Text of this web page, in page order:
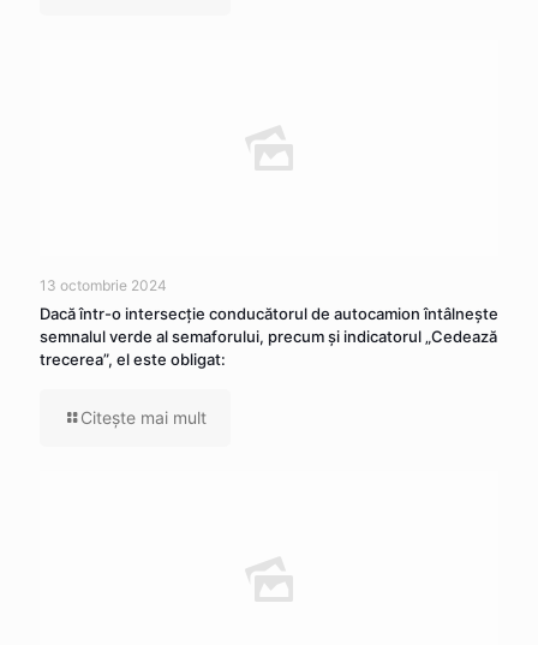
13 octombrie 2024
Dacă într-o intersecţie conducătorul de autocamion întâlneşte
semnalul verde al semaforului, precum şi indicatorul „Cedează
trecerea”, el este obligat:
Citeşte mai mult